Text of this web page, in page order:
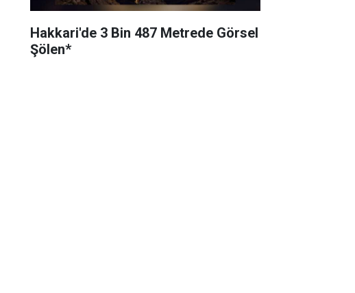
Hakkari'de 3 Bin 487 Metrede Görsel
Şölen*